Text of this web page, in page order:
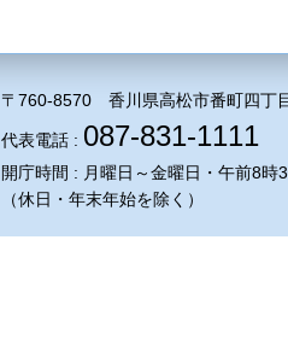
〒760-8570 香川県高松市番町四丁
代表電話 : 087-831-1111
開庁時間 : 月曜日～金曜日・午前8時
（休日・年末年始を除く）